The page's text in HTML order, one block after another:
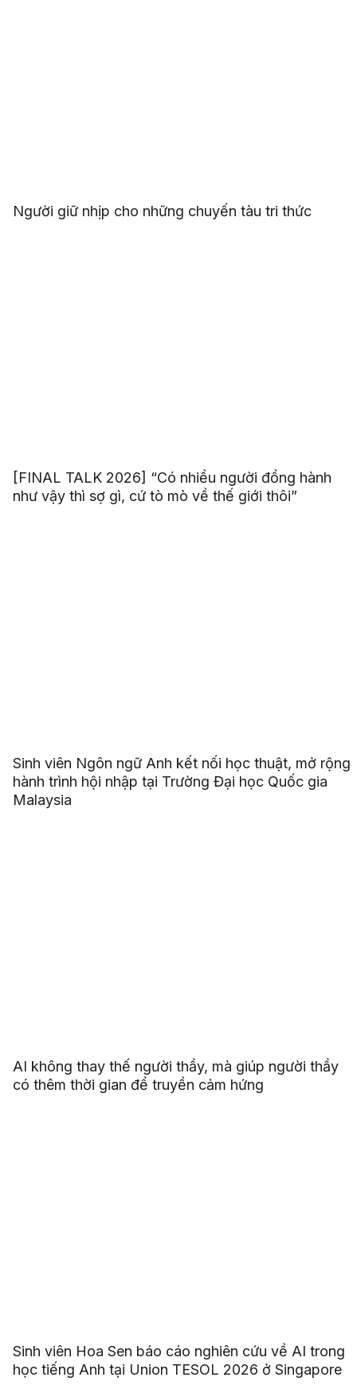
Người giữ nhịp cho những chuyến tàu tri thức
[FINAL TALK 2026] “Có nhiều người đồng hành
như vậy thì sợ gì, cứ tò mò về thế giới thôi”
Sinh viên Ngôn ngữ Anh kết nối học thuật, mở rộng
hành trình hội nhập tại Trường Đại học Quốc gia
Malaysia
AI không thay thế người thầy, mà giúp người thầy
có thêm thời gian để truyền cảm hứng
Sinh viên Hoa Sen báo cáo nghiên cứu về AI trong
học tiếng Anh tại Union TESOL 2026 ở Singapore